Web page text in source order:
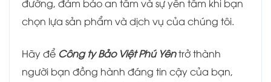
đường, đảm bảo an tâm và sự yên tâm khi bạn
chọn lựa sản phẩm và dịch vụ của chúng tôi.
Hãy để Công ty Bảo Việt Phú Yêntrở thành
người bạn đồng hành đáng tin cậy của bạn,